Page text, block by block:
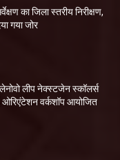
का जिला स्तरीय निरीक्षण,
गया जोर
लीप नेक्स्टजेन स्कॉलर्स
ओरिएंटेशन वर्कशॉप आयोजित